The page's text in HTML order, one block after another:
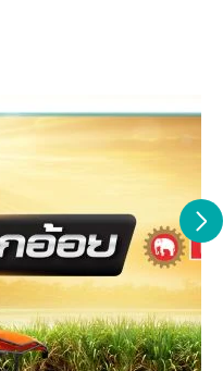
ใช้ในครัว
ก มีอะไรบ้าง?
พื้นที่ขนาดเล็ก มักจะเป็น
ด หรือ ขนย้าย ได้เพียงหนึ่ง
ด้โดยไม่เปลืองพื้นที่ มีอยู่ด้วย